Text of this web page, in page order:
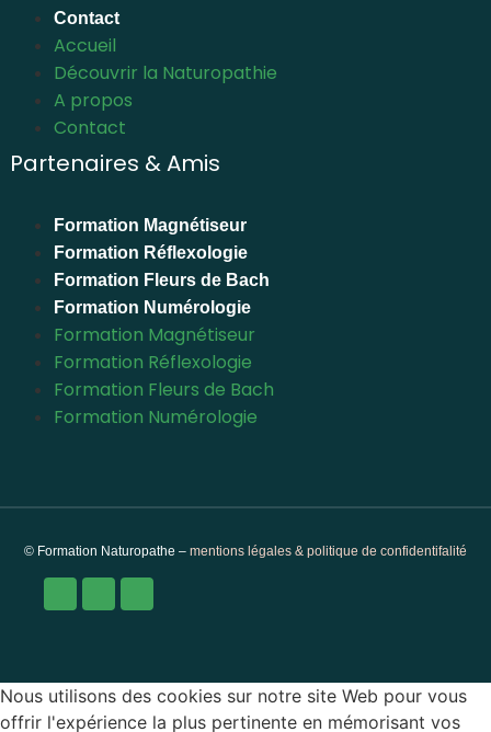
Contact
Accueil
Découvrir la Naturopathie
A propos
Contact
Partenaires & Amis
Formation Magnétiseur
Formation Réflexologie
Formation Fleurs de Bach
Formation Numérologie
Formation Magnétiseur
Formation Réflexologie
Formation Fleurs de Bach
Formation Numérologie
© Formation Naturopathe – mentions légales & politique de confidentifalité
Nous utilisons des cookies sur notre site Web pour vous
offrir l'expérience la plus pertinente en mémorisant vos